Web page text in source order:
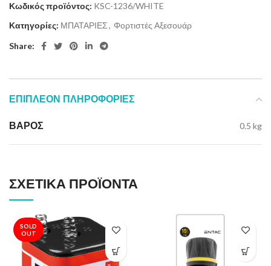
Κωδικός προϊόντος: KSC-1236/WHITE
Κατηγορίες: ΜΠΑΤΑΡΙΕΣ, Φορτιστές Αξεσουάρ
Share:
ΕΠΙΠΛΈΟΝ ΠΛΗΡΟΦΟΡΊΕΣ
ΒΆΡΟΣ 0.5 kg
ΣΧΕΤΙΚΆ ΠΡΟΪΌΝΤΑ
SOLD
OUT